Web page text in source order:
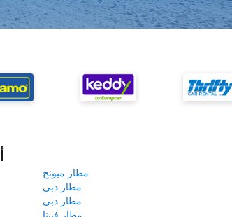
مطار ميونخ
مطار دبي
مطار دبي
مطار فيينا